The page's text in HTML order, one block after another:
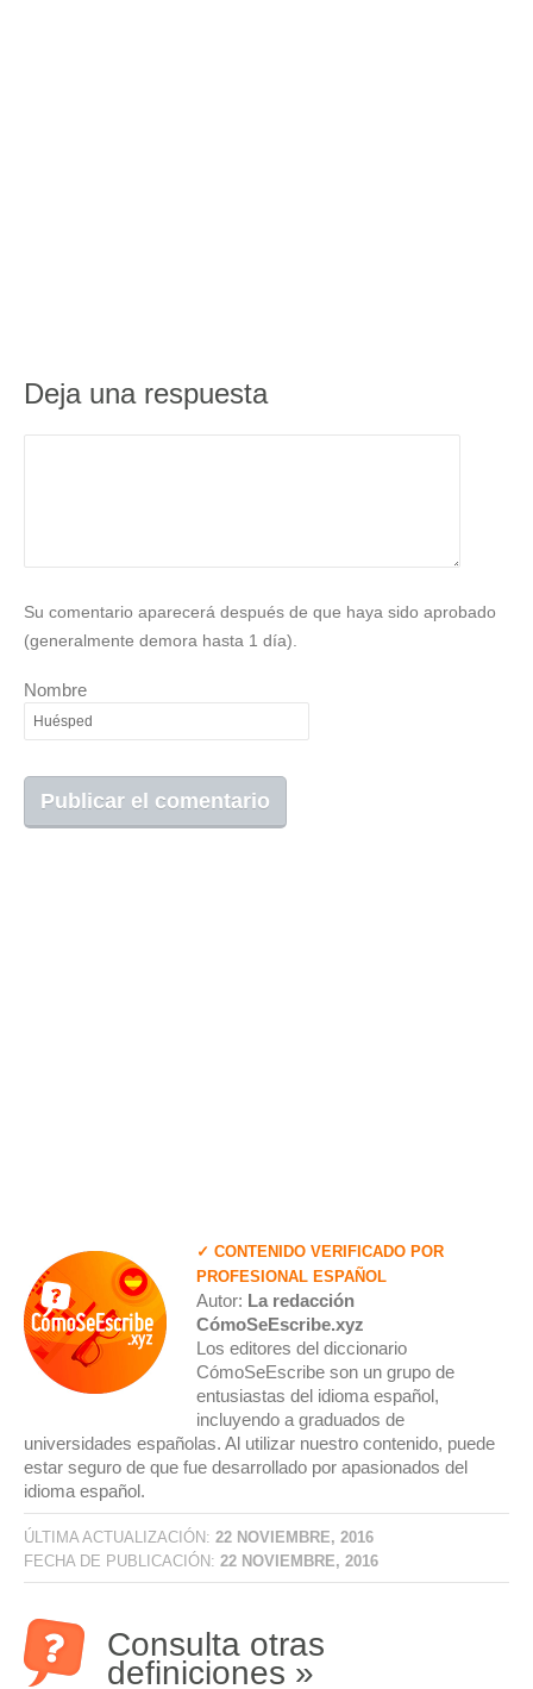
Deja una respuesta
Su comentario aparecerá después de que haya sido aprobado
(generalmente demora hasta 1 día).
Nombre
✓ CONTENIDO VERIFICADO POR
PROFESIONAL ESPAÑOL
Autor: La redacción
CómoSeEscribe.xyz
Los editores del diccionario
CómoSeEscribe son un grupo de
entusiastas del idioma español,
incluyendo a graduados de
universidades españolas. Al utilizar nuestro contenido, puede
estar seguro de que fue desarrollado por apasionados del
idioma español.
ÚLTIMA ACTUALIZACIÓN: 22 NOVIEMBRE, 2016
FECHA DE PUBLICACIÓN: 22 NOVIEMBRE, 2016
Consulta otras
definiciones »